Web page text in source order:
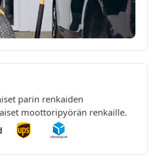
parin renkaiden
moottoripyörän renkaille.